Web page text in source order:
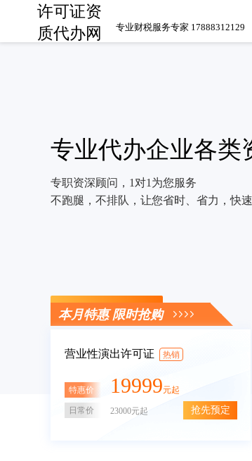
许可证资
质代办网
专业财税服务专家 17888312129
专业代办企业各类
专职资深顾问，1对1为您服务
不跑腿，不排队，让您省时、省力，快
立即咨询
本月特惠 限时抢购
营业性演出许可证 热销
特惠价 19999元起
日常价 23000元起 抢先预定